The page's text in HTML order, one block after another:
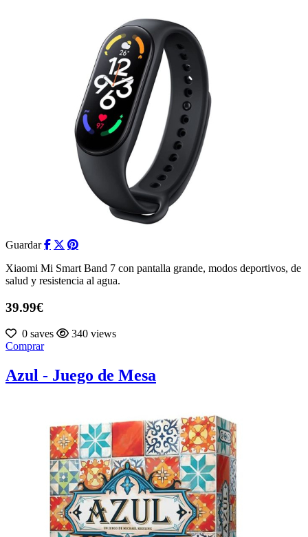
Guardar
Xiaomi Mi Smart Band 7 con pantalla grande, modos deportivos, de
salud y resistencia al agua.
39.99€
0 saves
340 views
Comprar
Azul - Juego de Mesa